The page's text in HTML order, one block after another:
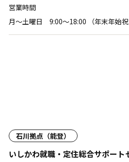
営業時間
月〜土曜日 9:00〜18:00 （年末年始祝
石川拠点（能登）
いしかわ就職・定住総合サポート